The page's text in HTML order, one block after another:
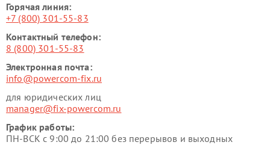
Горячая линия:
+7 (800) 301-55-83
Контактный телефон:
8 (800) 301-55-83
Электронная почта:
info@powercom-fix.ru
для юридических лиц
manager@fix-powercom.ru
График работы:
ПН-ВСК с 9:00 до 21:00 без перерывов и выходных